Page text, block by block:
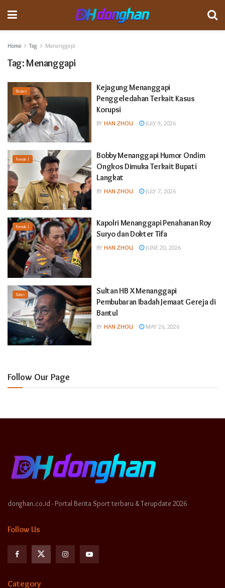
Home Tag Menanggapi
Tag:Menanggapi
Basket
Kejagung Menanggapi
Penggeledahan Terkait Kasus
Korupsi
BY HAN ZHOU JULY 9, 2026
Formula 1
Bobby Menanggapi Humor Ondim
Ongkos Dimuka Terkait Bupati
Langkat
BY HAN ZHOU JULY 7, 2026
Formula 1
Kapolri Menanggapi Penahanan Roy
Suryo dan Dokter Tifa
BY HAN ZHOU JUNE 20, 2026
Raket
Sultan HB X Menanggapi
Pembubaran Ibadah Jemaat Gereja di
Bantul
BY HAN ZHOU MAY 26, 2026
Follow Our Page
donghan.co.id - Portal Berita Sport terbaru & Terupdate 2026
Follow Us
Category